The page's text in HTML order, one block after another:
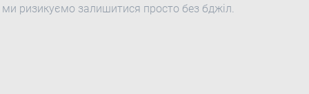
ми ризикуємо залишитися просто без бджіл.